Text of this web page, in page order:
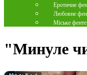
Еротичне
Любовне
Міське
"Минуле